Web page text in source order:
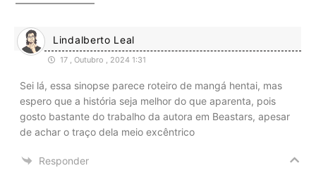
Lindalberto Leal
17 , Outubro , 2024 1:31
Sei lá, essa sinopse parece roteiro de mangá hentai, mas
espero que a história seja melhor do que aparenta, pois
gosto bastante do trabalho da autora em Beastars, apesar
de achar o traço dela meio excêntrico
Responder